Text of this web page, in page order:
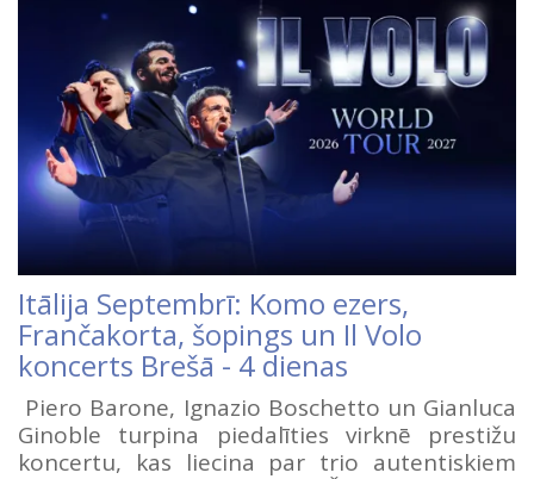
Itālija Septembrī: Komo ezers,
Frančakorta, šopings un Il Volo
koncerts Brešā - 4 dienas
Piero Barone, Ignazio Boschetto un Gianluca
Ginoble turpina piedalīties virknē prestižu
koncertu, kas liecina par trio autentiskiem